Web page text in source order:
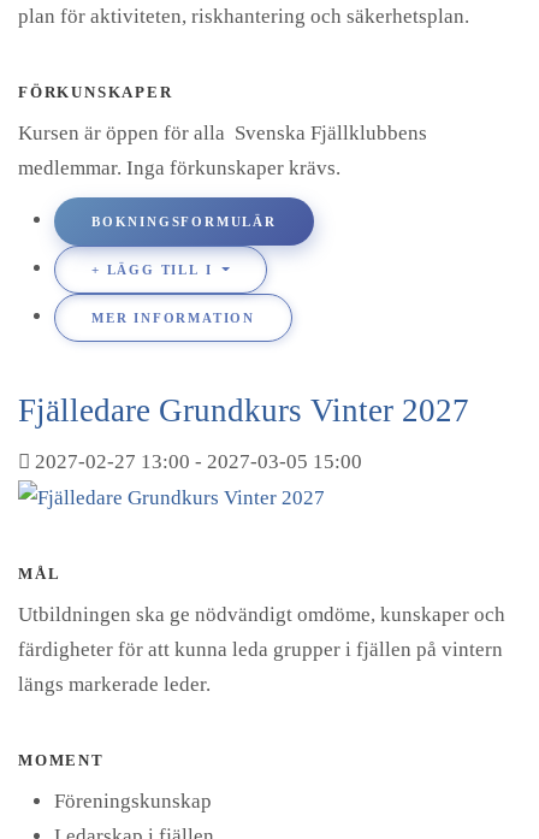
plan för aktiviteten, riskhantering och säkerhetsplan.
FÖRKUNSKAPER
Kursen är öppen för alla Svenska Fjällklubbens
medlemmar. Inga förkunskaper krävs.
BOKNINGSFORMULÄR
LÄGG TILL I
MER INFORMATION
Fjälledare Grundkurs Vinter 2027
2027-02-27 13:00 - 2027-03-05 15:00
MÅL
Utbildningen ska ge nödvändigt omdöme, kunskaper och
färdigheter för att kunna leda grupper i fjällen på vintern
längs markerade leder.
MOMENT
Föreningskunskap